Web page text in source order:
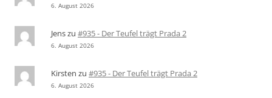
6. August 2026
Jenszu #935 - Der Teufel trägt Prada 2
6. August 2026
Kirsten zu #935 - Der Teufel trägt Prada 2
6. August 2026